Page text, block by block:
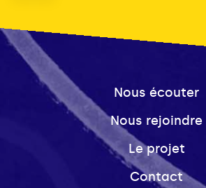
Nous écouter
Nous rejoindre
Le projet
Contact